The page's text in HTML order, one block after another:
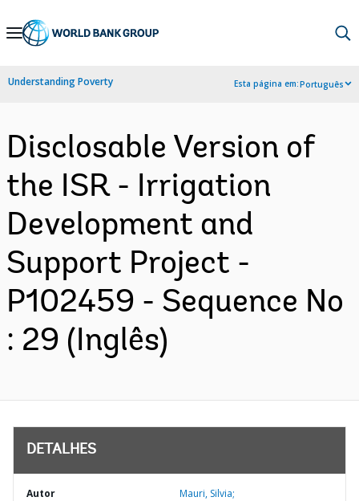
Skip
Navigation
Understanding Poverty Esta página em:Português
Disclosable Version of
the ISR - Irrigation
Development and
Support Project -
P102459 - Sequence No
: 29 (Inglês)
DETALHES
Autor Mauri, Silvia;